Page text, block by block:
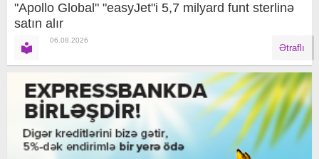
"Apollo Global" "easyJet"i 5,7 milyard funt sterlinə
satın alır
06.08.2026
Ətraflı